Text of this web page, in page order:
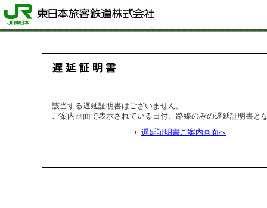
該当する遅延証明書はございません。
ご案内画面で表示されている日付、路線のみの遅延証明書と
遅延証明書ご案内画面へ